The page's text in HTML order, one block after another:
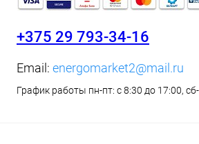
+375 29 793-34-16
Email: energomarket2@mail.ru
График работы пн-пт: с 8:30 до 17:00,